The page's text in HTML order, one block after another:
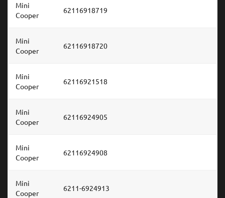
Mini
Cooper
62116918719
Mini
Cooper
62116918720
Mini
Cooper
62116921518
Mini
Cooper
62116924905
Mini
Cooper
62116924908
Mini
Cooper
6211-6924913